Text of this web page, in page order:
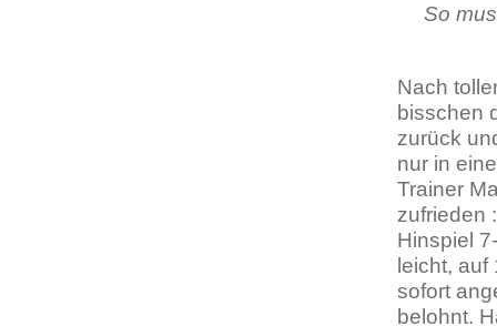
So
Nach
bisschen
zurück
nur in
Trainer
zufrieden
Hinspiel
leicht, auf
sofort
belohnt.